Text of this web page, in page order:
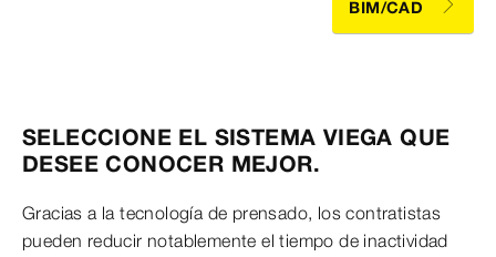
BIM/CAD
SELECCIONE EL SISTEMA VIEGA QUE
DESEE CONOCER MEJOR.
Gracias a la tecnología de prensado, los contratistas
pueden reducir notablemente el tiempo de inactividad